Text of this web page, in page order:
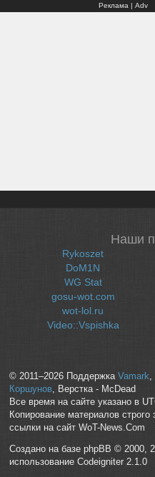
Реклама | Adv
Наши
Rykoszet
DoM1N
WG Stat
gosu-wot.com
wot-lol.ru
Video::Vspishka
© 2011–2026 Поддержка Vamark
Коршунов, Верстка - McDead
Все время на сайте указано в
Копирование материалов
ссылки на сайт WoT-News.Com
Создано на базе phpBB © 2000,
использование Codeigniter 2.1.0